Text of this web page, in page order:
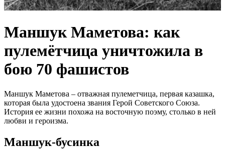
Маншук Маметова: как
пулемётчица уничтожила в
бою 70 фашистов
Маншук Маметова – отважная пулеметчица, первая казашка,
которая была удостоена звания Герой Советского Союза.
История ее жизни похожа на восточную поэму, столько в ней
любви и героизма.
Маншук-бусинка